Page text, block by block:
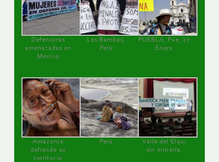
Defensoras
amenazadas en
México
Las Bambas,
Perú
PUEBLA, Pue, 27
Enero
Amazonía
defiende su
territorio
Perú
Valle del Elqui
sin minería.